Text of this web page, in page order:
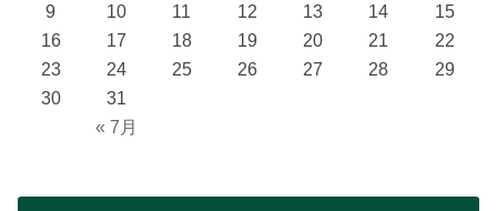
« 7月
9
10 11 12 13 14
15
16
17 18 19 20 21
22
23
24 25 26 27 28
29
30
31